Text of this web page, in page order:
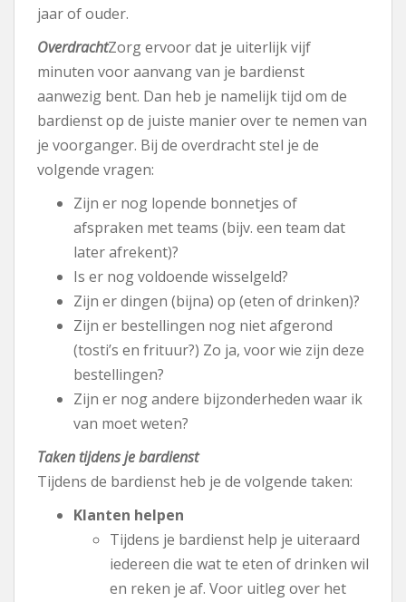
jaar of ouder.
OverdrachtZorg ervoor dat je uiterlijk vijf
minuten voor aanvang van je bardienst
aanwezig bent. Dan heb je namelijk tijd om de
bardienst op de juiste manier over te nemen van
je voorganger. Bij de overdracht stel je de
volgende vragen:
Zijn er nog lopende bonnetjes of
afspraken met teams (bijv. een team dat
later afrekent)?
Is er nog voldoende wisselgeld?
Zijn er dingen (bijna) op (eten of drinken)?
Zijn er bestellingen nog niet afgerond
(tosti’s en frituur?) Zo ja, voor wie zijn deze
bestellingen?
Zijn er nog andere bijzonderheden waar ik
van moet weten?
Taken tijdens je bardienst
Tijdens de bardienst heb je de volgende taken:
Klanten helpen
Tijdens je bardienst help je uiteraard
iedereen die wat te eten of drinken wil
en reken je af. Voor uitleg over het